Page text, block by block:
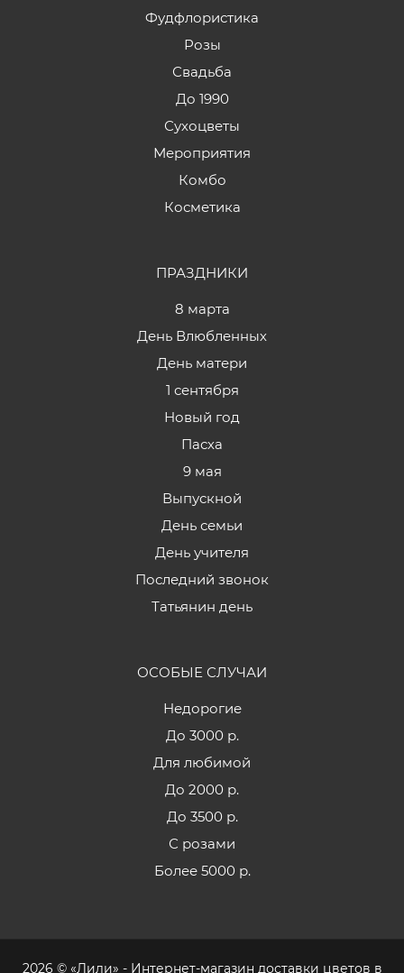
Фудфлористика
Розы
Свадьба
До 1990
Сухоцветы
Мероприятия
Комбо
Косметика
ПРАЗДНИКИ
8 марта
День Влюбленных
День матери
1 сентября
Новый год
Пасха
9 мая
Выпускной
День семьи
День учителя
Последний звонок
Татьянин день
ОСОБЫЕ СЛУЧАИ
Недорогие
До 3000 р.
Для любимой
До 2000 р.
До 3500 р.
С розами
Более 5000 р.
2026 © «Лили» - Интернет-магазин доставки цветов в